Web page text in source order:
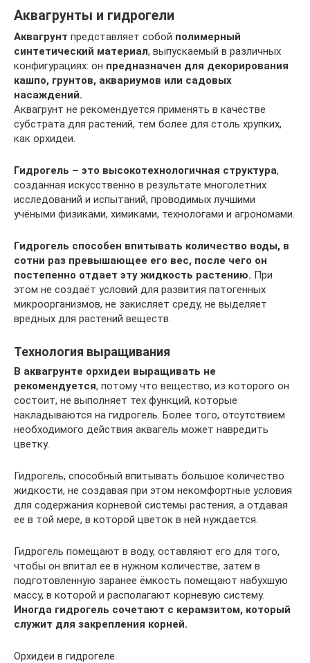
Аквагрунты и гидрогели
Аквагрунт представляет собой полимерный
синтетический материал, выпускаемый в различных
конфигурациях: он предназначен для декорирования
кашпо, грунтов, аквариумов или садовых
насаждений.
Аквагрунт не рекомендуется применять в качестве
субстрата для растений, тем более для столь хрупких,
как орхидеи.
Гидрогель – это высокотехнологичная структура,
созданная искусственно в результате многолетних
исследований и испытаний, проводимых лучшими
учёными физиками, химиками, технологами и агрономами.
Гидрогель способен впитывать количество воды, в
сотни раз превышающее его вес, после чего он
постепенно отдает эту жидкость растению. При
этом не создаёт условий для развития патогенных
микроорганизмов, не закисляет среду, не выделяет
вредных для растений веществ.
Технология выращивания
В аквагрунте орхидеи выращивать не
рекомендуется, потому что вещество, из которого он
состоит, не выполняет тех функций, которые
накладываются на гидрогель. Более того, отсутствием
необходимого действия аквагель может навредить
цветку.
Гидрогель, способный впитывать большое количество
жидкости, не создавая при этом некомфортные условия
для содержания корневой системы растения, а отдавая
ее в той мере, в которой цветок в ней нуждается.
Гидрогель помещают в воду, оставляют его для того,
чтобы он впитал ее в нужном количестве, затем в
подготовленную заранее ёмкость помещают набухшую
массу, в которой и располагают корневую систему.
Иногда гидрогель сочетают с керамзитом, который
служит для закрепления корней.
Орхидеи в гидрогеле.